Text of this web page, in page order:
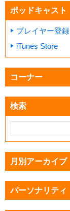
ポッドキャスト
プレイヤー登録
iTunes Store
コーナー
検索
月別アーカイブ
パーソナリティ